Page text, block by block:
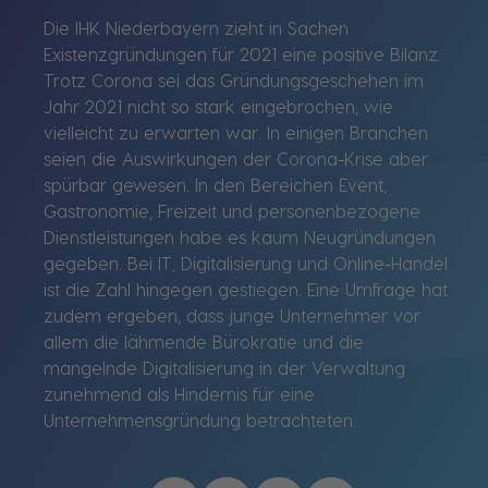
Die IHK Niederbayern zieht in Sachen
Existenzgründungen für 2021 eine positive Bilanz.
Trotz Corona sei das Gründungsgeschehen im
Jahr 2021 nicht so stark eingebrochen, wie
vielleicht zu erwarten war. In einigen Branchen
seien die Auswirkungen der Corona-Krise aber
spürbar gewesen. In den Bereichen Event,
Gastronomie, Freizeit und personenbezogene
Dienstleistungen habe es kaum Neugründungen
gegeben. Bei IT, Digitalisierung und Online-Handel
ist die Zahl hingegen gestiegen. Eine Umfrage hat
zudem ergeben, dass junge Unternehmer vor
allem die lähmende Bürokratie und die
mangelnde Digitalisierung in der Verwaltung
zunehmend als Hindernis für eine
Unternehmensgründung betrachteten.